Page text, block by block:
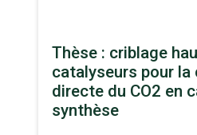
Thèse : criblage
catalyseurs pour la
directe du CO2 en
synthèse